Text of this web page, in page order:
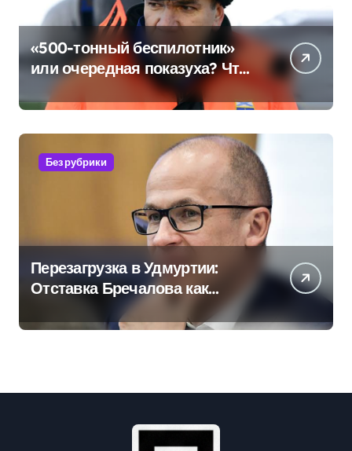
«500-тонный беспилотник»
или очередная показуха? Что
скрывает российский ВМФ
Без рубрики
Перезагрузка в Удмуртии:
Отставка Бречалова как
результат управленческих
провалов и уязвимости